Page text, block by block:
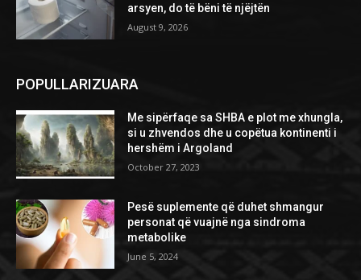
arsyen, do të bëni të njëjtën
August 9, 2026
POPULLARIZUARA
Me sipërfaqe sa SHBA e plot me xhungla,
si u zhvendos dhe u copëtua kontinenti i
hershëm i Argoland
October 27, 2023
Pesë suplemente që duhet shmangur
personat që vuajnë nga sindroma
metabolike
June 5, 2024